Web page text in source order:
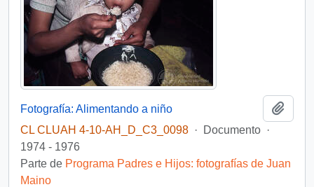
Fotografía: Alimentando a niño
CL CLUAH 4-10-AH_D_C3_0098 · Documento ·
1974 - 1976
Parte de Programa Padres e Hijos: fotografías de Juan
Maino